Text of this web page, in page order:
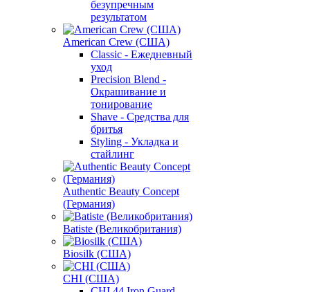
безупречным
результатом
American Crew (США)
Classic - Ежедневный
уход
Precision Blend -
Окрашивание и
тонирование
Shave - Средства для
бритья
Styling - Укладка и
стайлинг
Authentic Beauty Concept
(Германия)
Batiste (Великобритания)
Biosilk (США)
CHI (США)